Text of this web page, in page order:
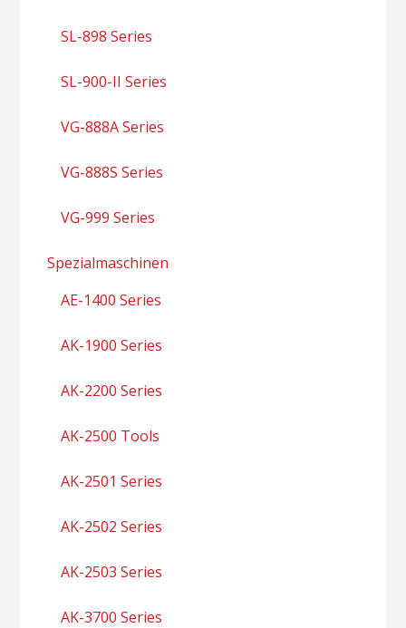
SL-898 Series
SL-900-II Series
VG-888A Series
VG-888S Series
VG-999 Series
Spezialmaschinen
AE-1400 Series
AK-1900 Series
AK-2200 Series
AK-2500 Tools
AK-2501 Series
AK-2502 Series
AK-2503 Series
AK-3700 Series